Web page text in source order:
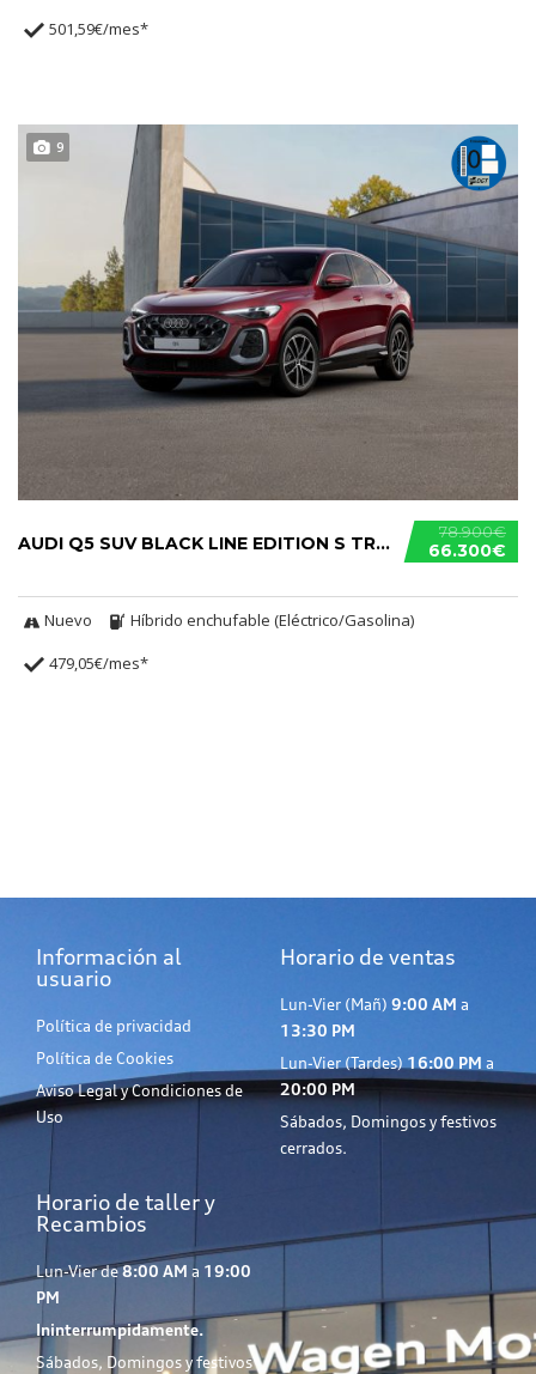
501,59€/mes*
9
78.900€
66.300€
AUDI Q5 SUV BLACK LINE EDITION S TRONIC E-HYBRID
Nuevo
Híbrido enchufable (Eléctrico/Gasolina)
479,05€/mes*
Información al
usuario
Política de privacidad
Política de Cookies
Aviso Legal y Condiciones de
Uso
Horario de ventas
Lun-Vier (Mañ) 9:00 AM a
13:30 PM
Lun-Vier (Tardes)16:00 PM a
20:00 PM
Sábados, Domingos y festivos
cerrados.
Horario de taller y
Recambios
Lun-Vier de8:00 AM a 19:00
PM
Ininterrumpidamente.
Sábados, Domingos y festivos